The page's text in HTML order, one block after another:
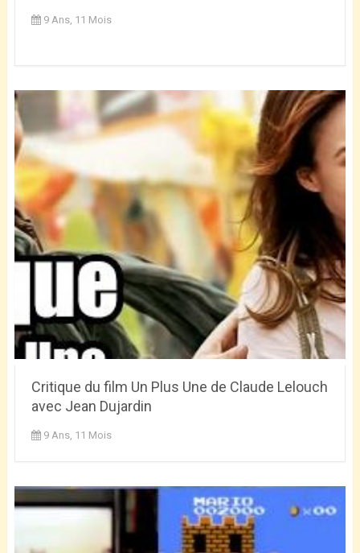
9 Ans, 11 Mois
Critique du film Un Plus Une de Claude Lelouch
avec Jean Dujardin
9 Ans, 11 Mois